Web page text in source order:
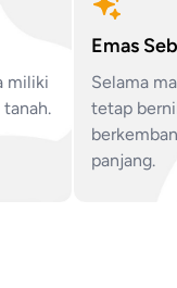
miliki
Emas
Selama
tetap
panjang.